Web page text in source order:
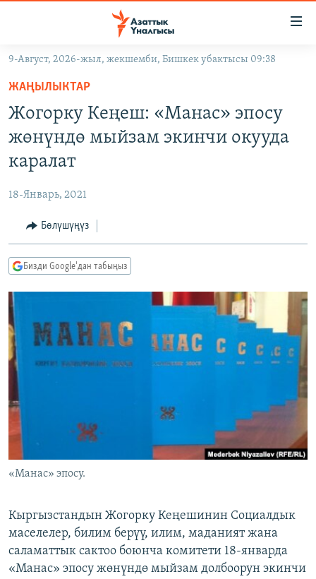
Навигацияга
өтүңүз
Издөөгө
салыңызКЫРГЫЗСТАН
МАДАНИЯТ
УКРАИНА
ТВ ПРОГРАММАЛАР
БҮГҮН АЗАТТЫКТА
ЭЖЕ-СИҢДИЛЕР
ПОДКАСТ
Русский
ОНЛАЙН ШЕРИНЕ
ЭЕ/АРнун бардык сайттары
9-Август, 2026-жыл, жекшемби, Бишкек убактысы 09:38
ЖАҢЫЛЫКТАР
Жогорку Кеңеш: «Манас» эпосу
жөнүндө мыйзам экинчи окууда
каралат
18-Январь, 2021
Бөлүшүңүз
Бизди Google'дан табыңыз
«Манас» эпосу.
Кыргызстандын Жогорку Кеңешинин Социалдык
маселелер, билим берүү, илим, маданият жана
саламаттык сактоо боюнча комитети 18-январда
«Манас» эпосу жөнүндө мыйзам долбоорун экинчи